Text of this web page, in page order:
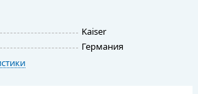
Kaiser
Германия